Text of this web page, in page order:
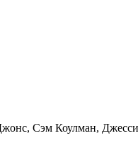
Сэм Коулман,